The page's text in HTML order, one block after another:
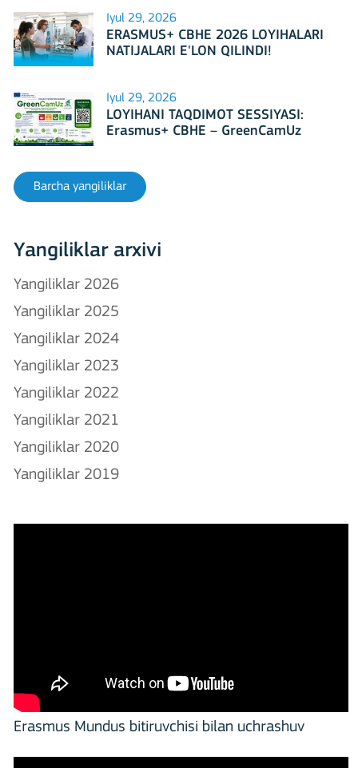
Iyul 29, 2026
ERASMUS+ CBHE 2026 LOYIHALARI
NATIJALARI E'LON QILINDI!
Iyul 29, 2026
LOYIHANI TAQDIMOT SESSIYASI:
Erasmus+ CBHE – GreenCamUz
Barcha yangiliklar
Yangiliklar arxivi
Yangiliklar 2026
Yangiliklar 2025
Yangiliklar 2024
Yangiliklar 2023
Yangiliklar 2022
Yangiliklar 2021
Yangiliklar 2020
Yangiliklar 2019
Erasmus Mundus bitiruvchisi bilan uchrashuv